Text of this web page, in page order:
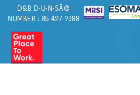
D&B D-U-N-SÂ®
NUMBER : 85-427-9388